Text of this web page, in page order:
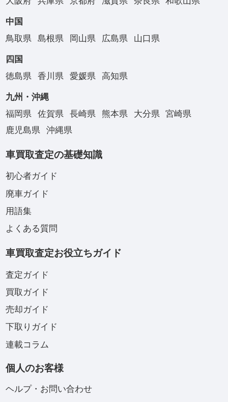
中国
鳥取県
島根県 岡山県 広島県 山口県
四国
徳島県
香川県 愛媛県 高知県
九州・沖縄
福岡県
佐賀県 長崎県 熊本県 大分県
宮崎県
鹿児島県
沖縄県
車買取査定の基礎知識
初心者ガイド
廃車ガイド
用語集
よくある質問
車買取査定お役立ちガイド
査定ガイド
買取ガイド
売却ガイド
下取りガイド
連載コラム
個人のお客様
ヘルプ・お問い合わせ